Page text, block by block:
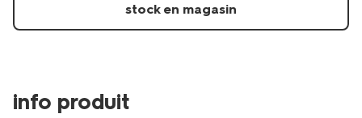
gateau-
%E2%8C%80175cm-
papier-
stock en magasin
info produit